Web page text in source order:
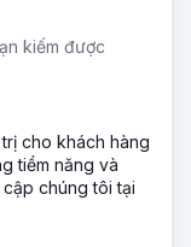
tháng 7, gây
bất ổn kinh tế
của người tiêu
vốn đã căng
hàng của DōMA
tại cửa hàng và
nội thất tùy
lược SEO địa
kiếm được
cho khách hàng
tiềm năng và
chúng tôi tại